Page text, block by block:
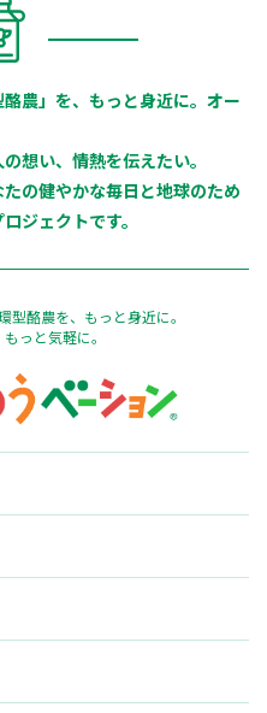
農」を、もっと身近に。オー
想い、情熱を伝えたい。
たの健やかな毎日と地球のため
ジェクトです。
酪農を、もっと身近に。
っと気軽に。